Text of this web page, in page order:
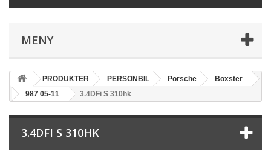
MENY
PRODUKTER PERSONBIL Porsche
Boxster
987 05-11
3.4DFi S 310hk
3.4DFI S 310HK